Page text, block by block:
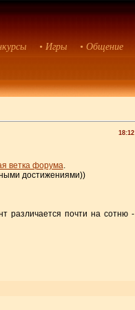
• Игры • Общение
18:12
ветка форума
достижениями))
различается почти на сотню -